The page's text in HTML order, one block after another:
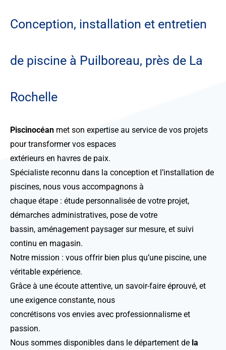
Conception, installation et entretien
de piscine à Puilboreau, près de La
Rochelle
Piscinocéan met son expertise au service de vos projets
pour transformer vos espaces
extérieurs en havres de paix.
Spécialiste reconnu dans la conception et l’installation de
piscines, nous vous accompagnons à
chaque étape : étude personnalisée de votre projet,
démarches administratives, pose de votre
bassin, aménagement paysager sur mesure, et suivi
continu en magasin.
Notre mission : vous offrir bien plus qu’une piscine, une
véritable expérience.
Grâce à une écoute attentive, un savoir-faire éprouvé, et
une exigence constante, nous
concrétisons vos envies avec professionnalisme et
passion.
Nous sommes disponibles dans le département de la